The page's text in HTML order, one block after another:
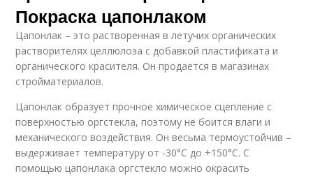
Покраска цапонлаком
Цапонлак – это растворенная в летучих органических
растворителях целлюлоза с добавкой пластификата и
органического красителя. Он продается в магазинах
стройматериалов.
Цапонлак образует прочное химическое сцепление с
поверхностью оргстекла, поэтому не боится влаги и
механического воздействия. Он весьма термоустойчив –
выдерживает температуру от -30°С до +150°С. С
помощью цапонлака оргстекло можно окрасить